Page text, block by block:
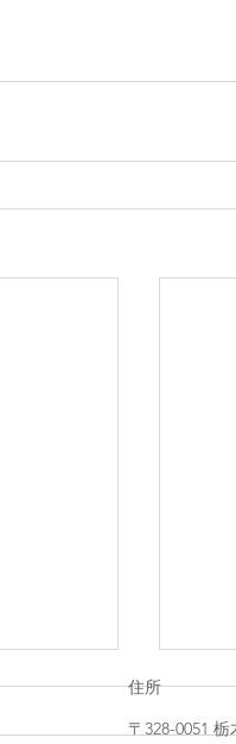
住所
〒328-0051